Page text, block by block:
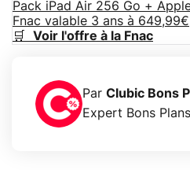
Pack iPad Air 256 Go +
Fnac valable 3 ans à 649,99€
🛒 Voir l'offre à la Fnac
Par Clubic Bons
Expert Bons Plans